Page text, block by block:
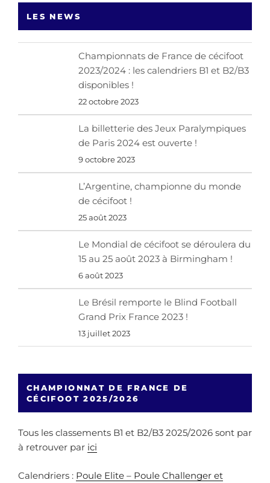
LES NEWS
Championnats de France de cécifoot
2023/2024 : les calendriers B1 et B2/B3
disponibles !
22 octobre 2023
La billetterie des Jeux Paralympiques
de Paris 2024 est ouverte !
9 octobre 2023
L’Argentine, championne du monde
de cécifoot !
25 août 2023
Le Mondial de cécifoot se déroulera du
15 au 25 août 2023 à Birmingham !
6 août 2023
Le Brésil remporte le Blind Football
Grand Prix France 2023 !
13 juillet 2023
CHAMPIONNAT DE FRANCE DE
CÉCIFOOT 2025/2026
Tous les classements B1 et B2/B3 2025/2026 sont par
à retrouver par ici
Calendriers : Poule Elite – Poule Challenger et